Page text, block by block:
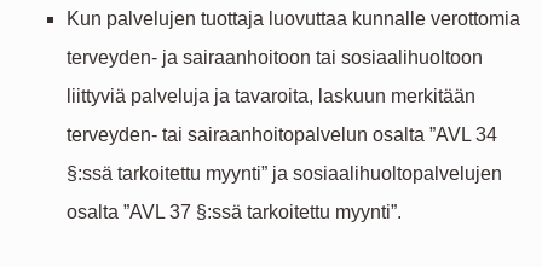
Kun palvelujen tuottaja luovuttaa kunnalle verottomia
terveyden- ja sairaanhoitoon tai sosiaalihuoltoon
liittyviä palveluja ja tavaroita, laskuun merkitään
terveyden- tai sairaanhoitopalvelun osalta ”AVL 34
§:ssä tarkoitettu myynti” ja sosiaalihuoltopalvelujen
osalta ”AVL 37 §:ssä tarkoitettu myynti”.